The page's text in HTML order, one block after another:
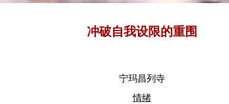
冲破自我设限的重围
宁玛昌列寺
情绪